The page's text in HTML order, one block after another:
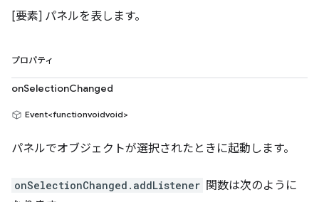
[要素] パネルを表します。
プロパティ
onSelectionChanged
Event<functionvoidvoid>
パネルでオブジェクトが選択されたときに起動します。
onSelectionChanged.addListener 関数は次のように